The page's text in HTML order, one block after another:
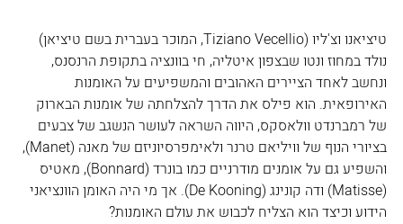
טיציאנו וצ'ליו (Tiziano Vecellio, המוכר בעברית בשם טיציאן)
נולד במחוז ונטו שבצפון איטליה, חי בוונציה בתקופת הרנסנס,
ונחשב לאחד הציירים האהובים והמשפיעים על האומנות
האירופאית. הוא פילס את הדרך להצלחתה של אומנות הבארוק
של רמברנדט וולאסקס, היווה השראה לעושר הנשגב של צבעים
בציורי הנוף של וויליאם טרנר ולאימפרסיוניזם של מאנה (Manet),
והשפיע גם על אומנים מודרניים כמו בונרד (Bonnard), מאטיס
(Matisse) ודה קונינג (De Kooning). אך מי היה האומן הוונציאני
הידוע וכיצד הוא הצליח לכבוש את עולם האומנות?